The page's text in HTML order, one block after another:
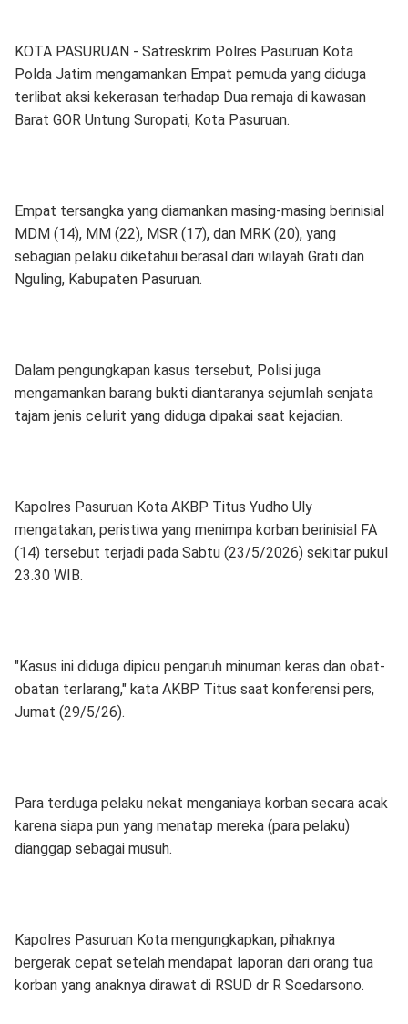
KOTA PASURUAN - Satreskrim Polres Pasuruan Kota
Polda Jatim mengamankan Empat pemuda yang diduga
terlibat aksi kekerasan terhadap Dua remaja di kawasan
Barat GOR Untung Suropati, Kota Pasuruan.
Empat tersangka yang diamankan masing-masing berinisial
MDM (14), MM (22), MSR (17), dan MRK (20), yang
sebagian pelaku diketahui berasal dari wilayah Grati dan
Nguling, Kabupaten Pasuruan.
Dalam pengungkapan kasus tersebut, Polisi juga
mengamankan barang bukti diantaranya sejumlah senjata
tajam jenis celurit yang diduga dipakai saat kejadian.
Kapolres Pasuruan Kota AKBP Titus Yudho Uly
mengatakan, peristiwa yang menimpa korban berinisial FA
(14) tersebut terjadi pada Sabtu (23/5/2026) sekitar pukul
23.30 WIB.
"Kasus ini diduga dipicu pengaruh minuman keras dan obat-
obatan terlarang," kata AKBP Titus saat konferensi pers,
Jumat (29/5/26).
Para terduga pelaku nekat menganiaya korban secara acak
karena siapa pun yang menatap mereka (para pelaku)
dianggap sebagai musuh.
Kapolres Pasuruan Kota mengungkapkan, pihaknya
bergerak cepat setelah mendapat laporan dari orang tua
korban yang anaknya dirawat di RSUD dr R Soedarsono.